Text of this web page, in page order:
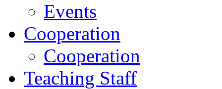
Events
Cooperation
Cooperation
Teaching Staff